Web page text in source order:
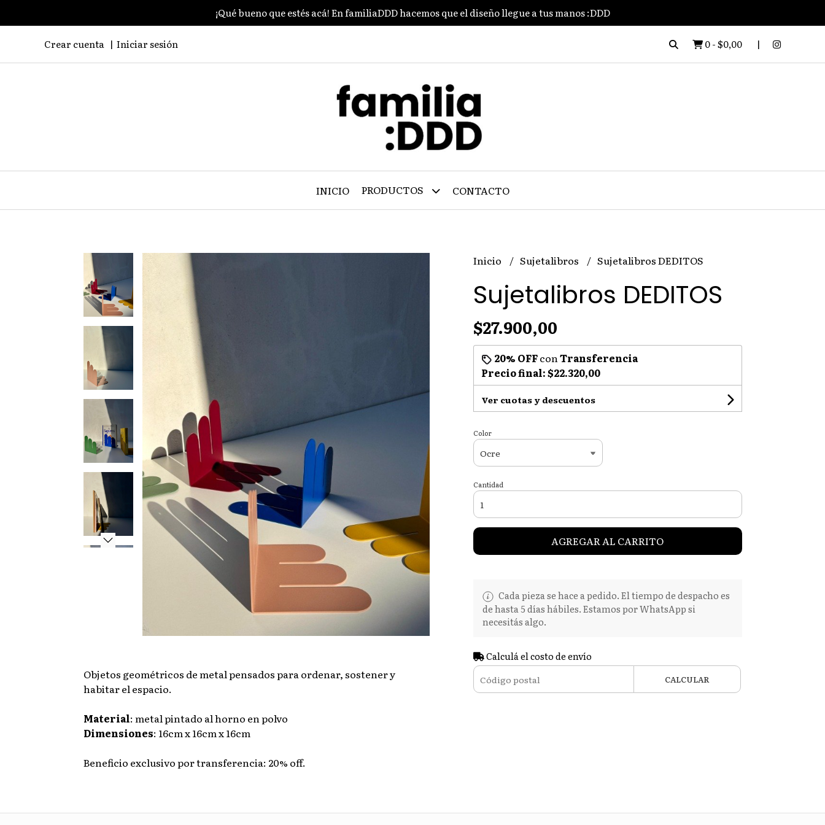
¡Qué bueno que estés acá! En familiaDDD hacemos que el diseño llegue a tus manos :DDD
Crear cuenta Iniciar sesión 0-$0,00
INICIO PRODUCTOS CONTACTO
Objetos geométricos de metal pensados para ordenar, sostener y
habitar el espacio.
Material: metal pintado al horno en polvo
Dimensiones: 16cm x 16cm x 16cm
Beneficio exclusivo por transferencia: 20% off.
Inicio Sujetalibros Sujetalibros DEDITOS
Sujetalibros DEDITOS
$27.900,00
20% OFFconTransferencia
Precio final:$22.320,00
Ver cuotas y descuentos
Color
Cantidad
AGREGAR AL CARRITO
Cada pieza se hace a pedido. El tiempo de despacho es
de hasta 5 días hábiles. Estamos por WhatsApp si
necesitás algo.
Calculá el costo de envío
CALCULAR